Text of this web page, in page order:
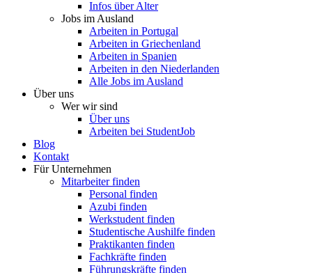
Infos über Alter
Jobs im Ausland
Arbeiten in Portugal
Arbeiten in Griechenland
Arbeiten in Spanien
Arbeiten in den Niederlanden
Alle Jobs im Ausland
Über uns
Wer wir sind
Über uns
Arbeiten bei StudentJob
Blog
Kontakt
Für Unternehmen
Mitarbeiter finden
Personal finden
Azubi finden
Werkstudent finden
Studentische Aushilfe finden
Praktikanten finden
Fachkräfte finden
Führungskräfte finden